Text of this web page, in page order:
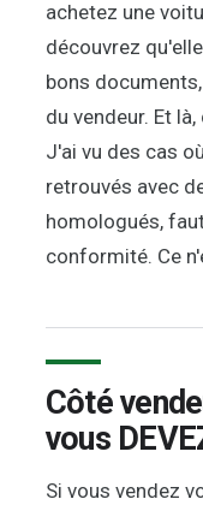
achetez une
découvrez
bons
du vendeur. Et
J'ai vu des cas
retrouvés avec
homologués,
conformité. Ce
Côté
vous
Si vous vendez